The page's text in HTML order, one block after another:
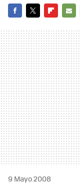
MAIL
9 Mayo 2008